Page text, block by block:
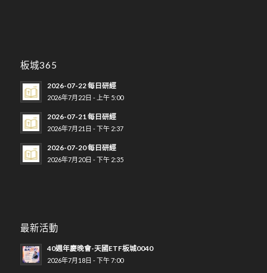
板城365
2026-07-22 每日研經
2026年7月22日 - 上午 5:00
2026-07-21 每日研經
2026年7月21日 - 下午 2:37
2026-07-20 每日研經
2026年7月20日 - 下午 2:35
最新活動
40週年慶晚會-天國ETF板城0040
2026年7月18日 - 下午 7:00